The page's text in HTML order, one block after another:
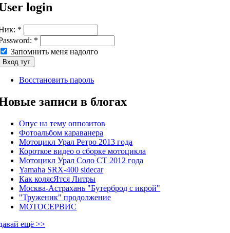
login
*
*
Запомнить меня надолго
Восстановить пароль
записи в блогах
Опус на тему оппозитов
Фотоальбом караванера
Мотоцикл Урал Ретро 2013 года
Короткое видео о сборке мотоцикла
Мотоцикл Урал Соло СТ 2012 года
Yamaha SRX-400 sidecar
Как колясЯтся Литры
Москва-Астрахань "Бутерброд с икрой"
"Труженик" продолжение
МОТОСЕРВИС
ещё >>